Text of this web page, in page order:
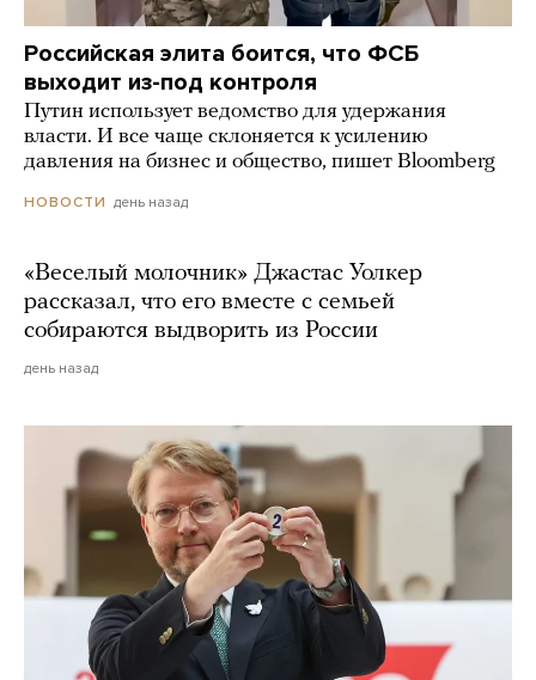
Российская элита боится, что ФСБ
выходит из-под контроля
Путин использует ведомство для удержания
власти. И все чаще склоняется к усилению
давления на бизнес и общество, пишет Bloomberg
НОВОСТИ день назад
«Веселый молочник» Джастас Уолкер
рассказал, что его вместе с семьей
собираются выдворить из России
день назад